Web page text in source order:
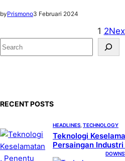
byPrismono3 Februari 2024
1 2
S
e
RECENT POSTS
HEADLINES TECHNOLOGY
Teknologi
Persaingan